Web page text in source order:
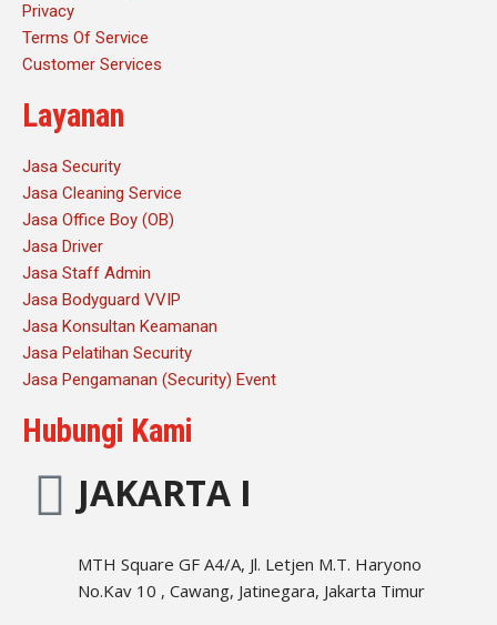
Privacy
Terms Of Service
Customer Services
Layanan
Jasa Security
Jasa Cleaning Service
Jasa Office Boy (OB)
Jasa Driver
Jasa Staff Admin
Jasa Bodyguard VVIP
Jasa Konsultan Keamanan
Jasa Pelatihan Security
Jasa Pengamanan (Security) Event
Hubungi Kami
JAKARTA I
MTH Square GF A4/A, Jl. Letjen M.T. Haryono
No.Kav 10 , Cawang, Jatinegara, Jakarta Timur